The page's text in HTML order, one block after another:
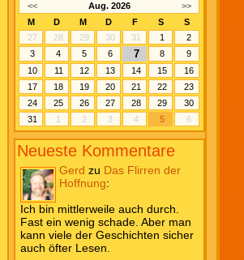
<< Aug. 2026
>>
M
D M D F S
S
27
28 29 30 31 1
2
3
4 5 6 7 8
9
10
11 12 13 14 15
16
17
18 19 20 21 22
23
24
25 26 27 28 29
30
31
1 2 3 4 5 6
Neueste Kommentare
Gerd zu Das Flirren der
Hoffnung:
Ich bin mittlerweile auch durch.
Fast ein wenig schade. Aber man
kann viele der Geschichten sicher
auch öfter Lesen.